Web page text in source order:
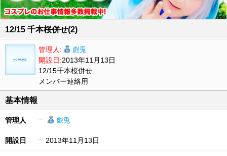
12/15 千本桜併せ(2)
管理人:
彪兎
開設日:2013年11月13日
12/15千本桜併せ
メンバー連絡用
基本情報
管理人 彪兎
開設日 2013年11月13日